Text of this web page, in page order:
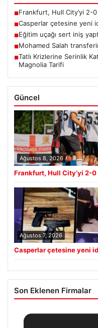
■Frankfurt, Hull City’yi 2-
■Casperlar çetesine yeni
■Eğitim uçağı sert iniş
■Mohamed Salah
■Tatlı Krizlerine Serinlik
Magnolia Tarifi
Güncel
Ağustos 8, 2026
Frankfurt, Hull City’yi 2-
Ağustos 7, 2026
Casperlar çetesine yeni
Son Eklenen Firmalar